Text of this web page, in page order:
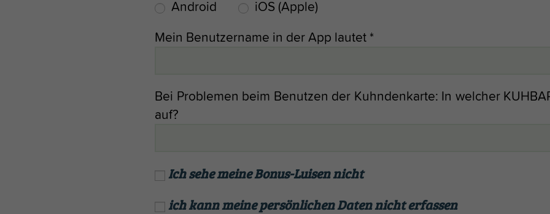
Android
iOS (Apple)
Mein Benutzername in der App lautet *
Bei Problemen beim Benutzen der Kuhndenkarte: In welcher
auf?
Ich sehe meine Bonus-Luisen nicht
ich kann meine persönlichen Daten nicht erfassen